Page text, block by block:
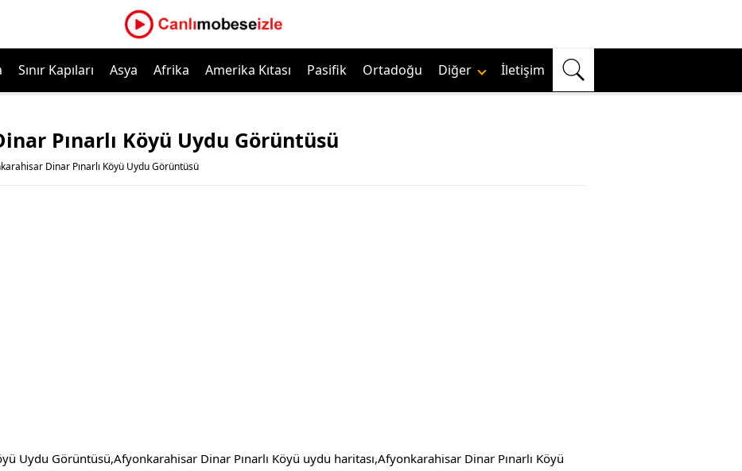
Sınır Kapıları Asya Afrika Amerika Kıtası Pasifik Ortadoğu Diğer İletişim
Pınarlı Köyü Uydu Görüntüsü
Dinar Pınarlı Köyü Uydu Görüntüsü
Uydu Görüntüsü,Afyonkarahisar Dinar Pınarlı Köyü uydu haritası,Afyonkarahisar Dinar Pınarlı Köyü